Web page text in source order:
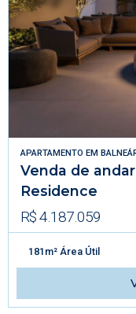
APARTAMENTO EM
Venda de
Residence
R$ 4.187.059
181m² Área Útil